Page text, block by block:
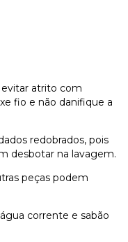
evitar atrito com
fio e não danifique a
redobrados, pois
desbotar na lavagem.
peças podem
corrente e sabão